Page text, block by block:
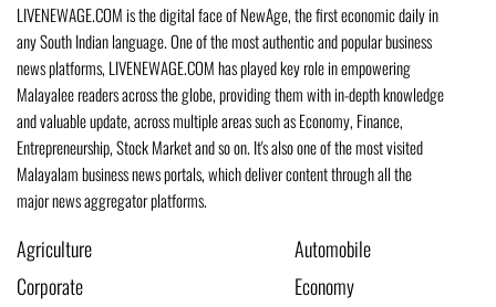
LIVENEWAGE.COM is the digital face of NewAge, the first economic daily in
any South Indian language. One of the most authentic and popular business
news platforms, LIVENEWAGE.COM has played key role in empowering
Malayalee readers across the globe, providing them with in-depth knowledge
and valuable update, across multiple areas such as Economy, Finance,
Entrepreneurship, Stock Market and so on. It's also one of the most visited
Malayalam business news portals, which deliver content through all the
major news aggregator platforms.
Agriculture
Automobile
Corporate
Economy